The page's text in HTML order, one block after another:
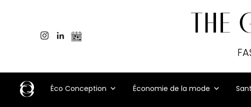
Éco Conception Économie de la mode